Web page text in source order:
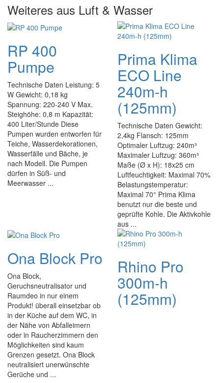
Weiteres aus Luft & Wasser
RP 400
Pumpe
Technische Daten Leistung: 5
W Gewicht: 0,18 kg
Spannung: 220-240 V Max.
Steighöhe: 0,8 m Kapazität:
400 Liter/Stunde Diese
Pumpen wurden entworfen für
Teiche, Wasserdekorationen,
Wasserfälle und Bäche, je
nach Modell. Die Pumpen
dürfen in Süß- und
Meerwasser ...
Prima Klima
ECO Line
240m-h
(125mm)
Technische Daten Gewicht:
2,4kg Flansch: 125mm
Optimaler Luftzug: 240m³
Maximaler Luftzug: 360m³
Maße (Ø x H): 18x25 cm
Luftfeuchtigkeit: Maximal 70%
Belastungstemperatur:
Maximal 70° Prima Klima
benutzt nur die beste und
geprüfte Kohle. Die Aktivkohle
aus ...
Ona Block Pro
Ona Block,
Geruchsneutralisator und
Raumdeo in nur einem
Produkt! überall einsetzbar ob
in der Küche auf dem WC, in
der Nähe von Abfalleimern
oder in Raucherzimmern den
Möglichkeiten sind kaum
Grenzen gesetzt. Ona Block
neutralisiert unerwünschte
Gerüche und ...
Rhino Pro
300m-h
(125mm)